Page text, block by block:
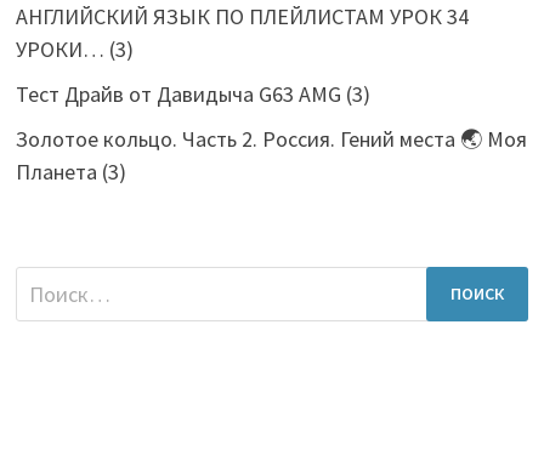
АНГЛИЙСКИЙ ЯЗЫК ПО ПЛЕЙЛИСТАМ УРОК 34
УРОКИ… (3)
Тест Драйв от Давидыча G63 AMG (3)
Золотое кольцо. Часть 2. Россия. Гений места 🌏 Моя
Планета (3)
Найти: